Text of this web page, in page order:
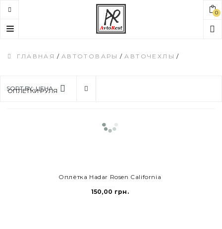
Toggle
0
ГЛАВНАЯ / АВТОТОВАРЫ / АВТОЧЕХЛЫ /
ОПЛЕТКИ РУЛЯ
SORT BY: ЦЕНА
Оплётка Hadar Rosen California
150,00 грн.